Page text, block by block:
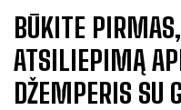
BŪKITE
ATSILIEPIMĄ
DŽEMPERIS SU